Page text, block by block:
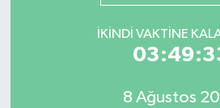
İKINDI VAKTINE
8 Ağustos
Son Dakika Haberleri